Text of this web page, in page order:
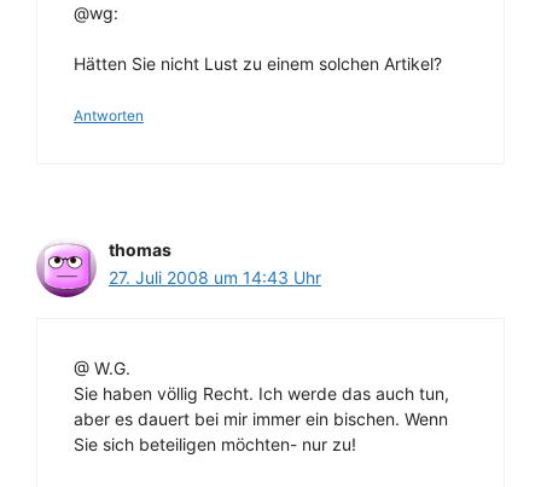
@wg:
Hätten Sie nicht Lust zu einem solchen Artikel?
Antworten
thomas
27. Juli 2008 um 14:43 Uhr
@ W.G.
Sie haben völlig Recht. Ich werde das auch tun,
aber es dauert bei mir immer ein bischen. Wenn
Sie sich beteiligen möchten- nur zu!